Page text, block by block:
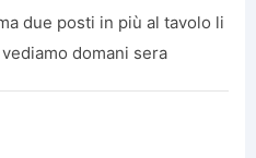
due posti in più al tavolo li
domani sera